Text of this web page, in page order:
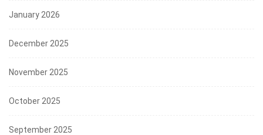
January 2026
December 2025
November 2025
October 2025
September 2025